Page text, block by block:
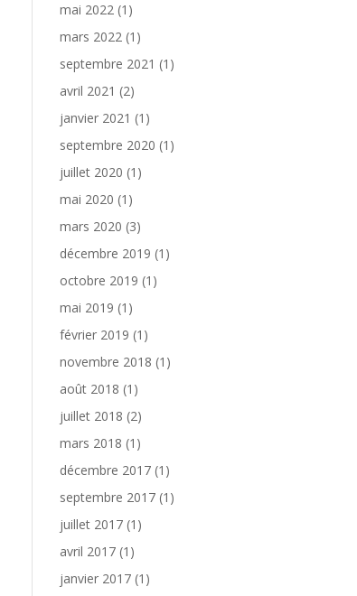
mai 2022 (1)
mars 2022 (1)
septembre 2021 (1)
avril 2021 (2)
janvier 2021 (1)
septembre 2020 (1)
juillet 2020 (1)
mai 2020 (1)
mars 2020 (3)
décembre 2019 (1)
octobre 2019 (1)
mai 2019 (1)
février 2019 (1)
novembre 2018 (1)
août 2018 (1)
juillet 2018 (2)
mars 2018 (1)
décembre 2017 (1)
septembre 2017 (1)
juillet 2017 (1)
avril 2017 (1)
janvier 2017 (1)